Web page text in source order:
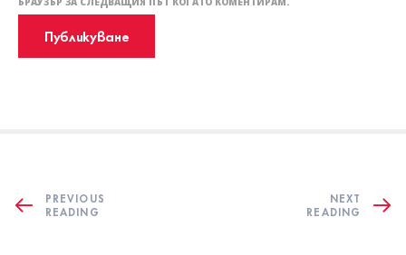
PREVIOUS
READING
NEXT
READING